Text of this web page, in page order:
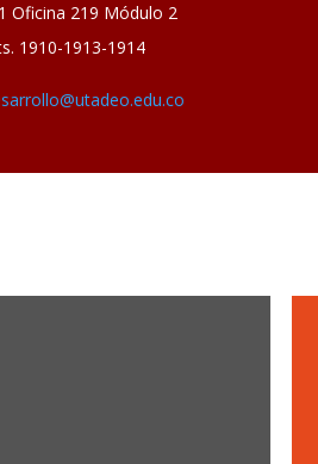
Oficina 219 Módulo 2
1910-1913-1914